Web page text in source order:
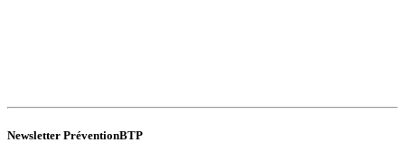
Newsletter PréventionBTP